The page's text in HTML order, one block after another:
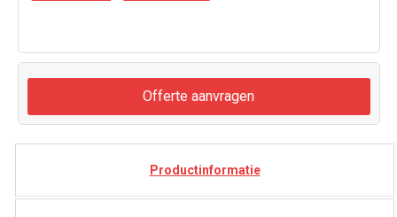
Offerte aanvragen
Productinformatie